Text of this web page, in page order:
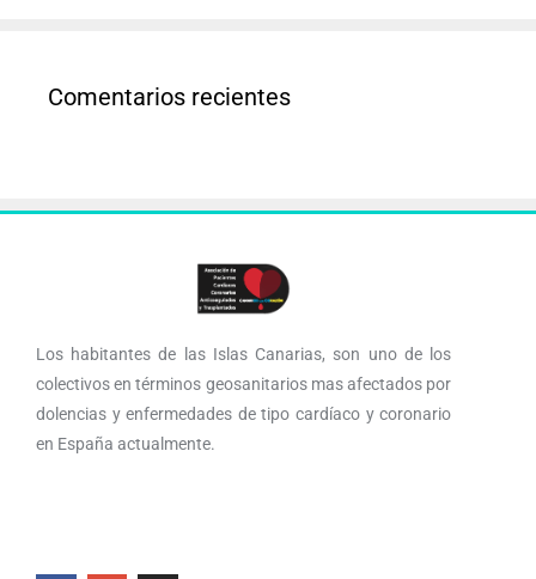
Comentarios recientes
Los habitantes de las Islas Canarias, son uno de los
colectivos en términos geosanitarios mas afectados por
dolencias y enfermedades de tipo cardíaco y coronario
en España actualmente.